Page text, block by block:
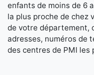
enfants de moins de 6
la plus proche de chez
de votre département,
adresses, numéros de
des centres de PMI les